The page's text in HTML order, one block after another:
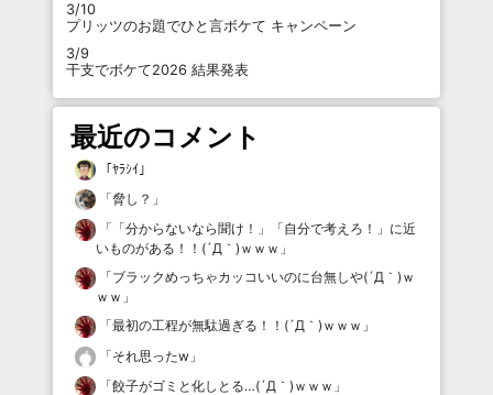
3/10
プリッツのお題でひと言ボケて キャンペーン
3/9
干支でボケて2026 結果発表
最近のコメント
「ﾔﾗｼｲ 」
「脅し？ 」
「 「分からないなら聞け！」「自分で考えろ！」に近
いものがある！！(´Д｀)ｗｗｗ 」
「ブラックめっちゃカッコいいのに台無しや(´Д｀)ｗ
ｗｗ 」
「最初の工程が無駄過ぎる！！(´Д｀)ｗｗｗ 」
「それ思ったw 」
「餃子がゴミと化しとる…(´Д｀)ｗｗｗ 」